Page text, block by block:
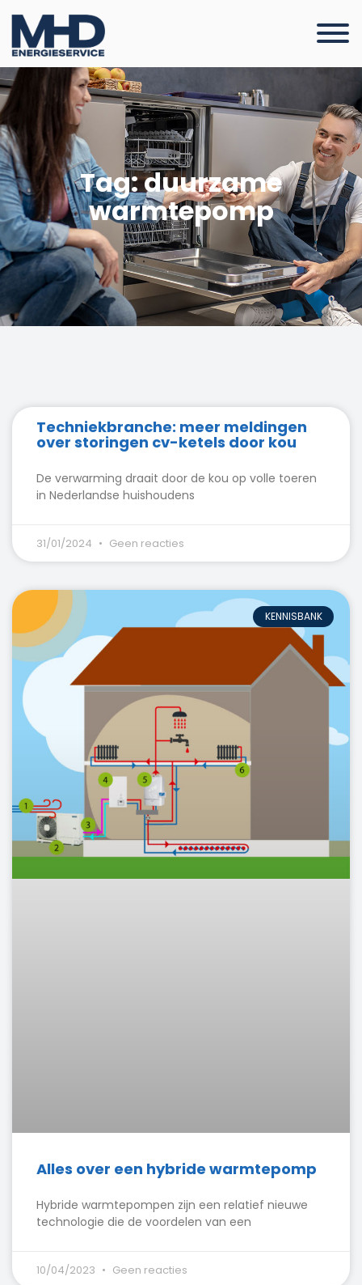
Tag: duurzame
warmtepomp
Techniekbranche: meer meldingen
over storingen cv-ketels door kou
De verwarming draait door de kou op volle toeren
in Nederlandse huishoudens
31/01/2024 Geen reacties
KENNISBANK
Alles over een hybride warmtepomp
Hybride warmtepompen zijn een relatief nieuwe
technologie die de voordelen van een
10/04/2023 Geen reacties